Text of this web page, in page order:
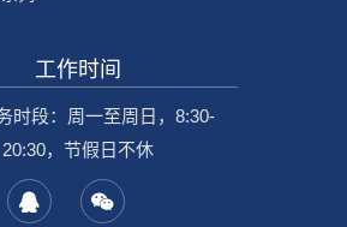
工作时间
时段：周一至周日，8:30-
20:30，节假日不休